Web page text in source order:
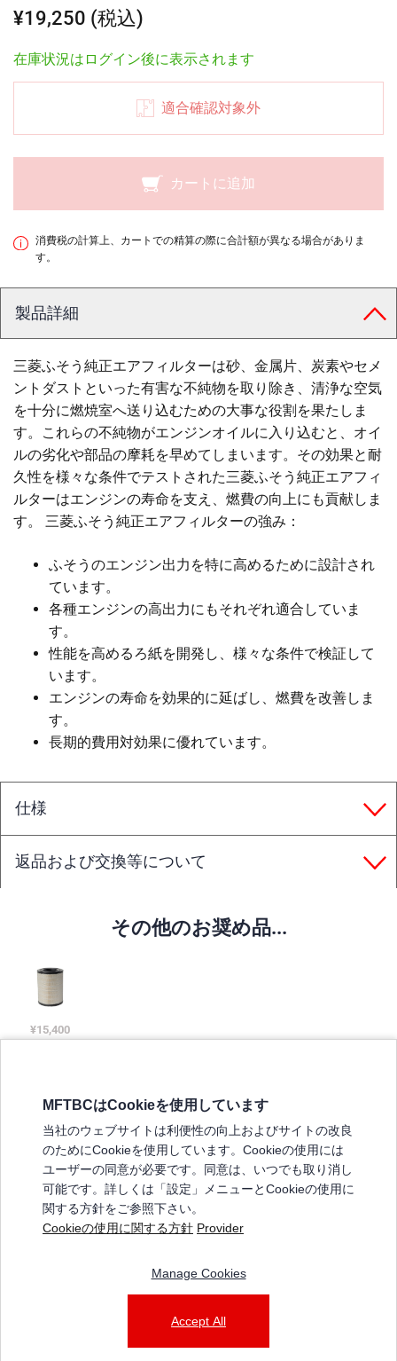
¥19,250 (税込)
在庫状況はログイン後に表示されます
適合確認対象外
カートに追加
消費税の計算上、カートでの精算の際に合計額が異なる場合がありま
す。
製品詳細
三菱ふそう純正エアフィルターは砂、金属片、炭素やセメ
ントダストといった有害な不純物を取り除き、清浄な空気
を十分に燃焼室へ送り込むための大事な役割を果たしま
す。これらの不純物がエンジンオイルに入り込むと、オイ
ルの劣化や部品の摩耗を早めてしまいます。その効果と耐
久性を様々な条件でテストされた三菱ふそう純正エアフィ
ルターはエンジンの寿命を支え、燃費の向上にも貢献しま
す。 三菱ふそう純正エアフィルターの強み：
ふそうのエンジン出力を特に高めるために設計され
ています。
各種エンジンの高出力にもそれぞれ適合していま
す。
性能を高めるろ紙を開発し、様々な条件で検証して
います。
エンジンの寿命を効果的に延ばし、燃費を改善しま
す。
長期的費用対効果に優れています。
仕様
返品および交換等について
その他のお奨め品...
¥15,400
三菱ふそうホームページ
弊社の製品について
販売店リスト
MFTBCはCookieを使用しています
当社のウェブサイトは利便性の向上およびサイトの改良
のためにCookieを使用しています。Cookieの使用には
ユーザーの同意が必要です。同意は、いつでも取り消し
可能です。詳しくは「設定」メニューとCookieの使用に
関する方針をご参照下さい。
Cookieの使用に関する方針 Provider
Manage Cookies
Accept All